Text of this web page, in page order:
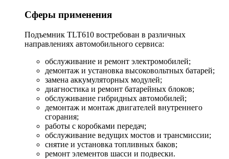
Сферы применения
Подъемник TLT610 востребован в различных
направлениях автомобильного сервиса:
обслуживание и ремонт электромобилей;
демонтаж и установка высоковольтных батарей;
замена аккумуляторных модулей;
диагностика и ремонт батарейных блоков;
обслуживание гибридных автомобилей;
демонтаж и монтаж двигателей внутреннего
сгорания;
работы с коробками передач;
обслуживание ведущих мостов и трансмиссии;
снятие и установка топливных баков;
ремонт элементов шасси и подвески.